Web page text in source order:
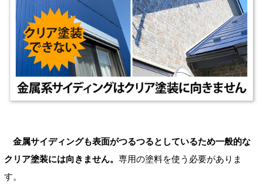
金属サイディングも表面がつるつるとしているため一般的な
クリア塗装には向きません。 専用の塗料を使う必要がありま
す。